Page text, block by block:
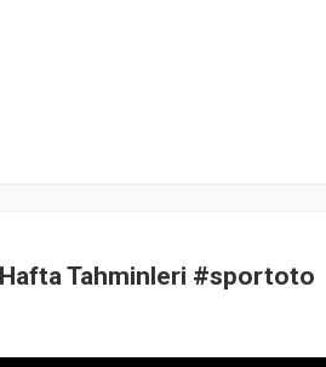
Tahminleri #sportoto